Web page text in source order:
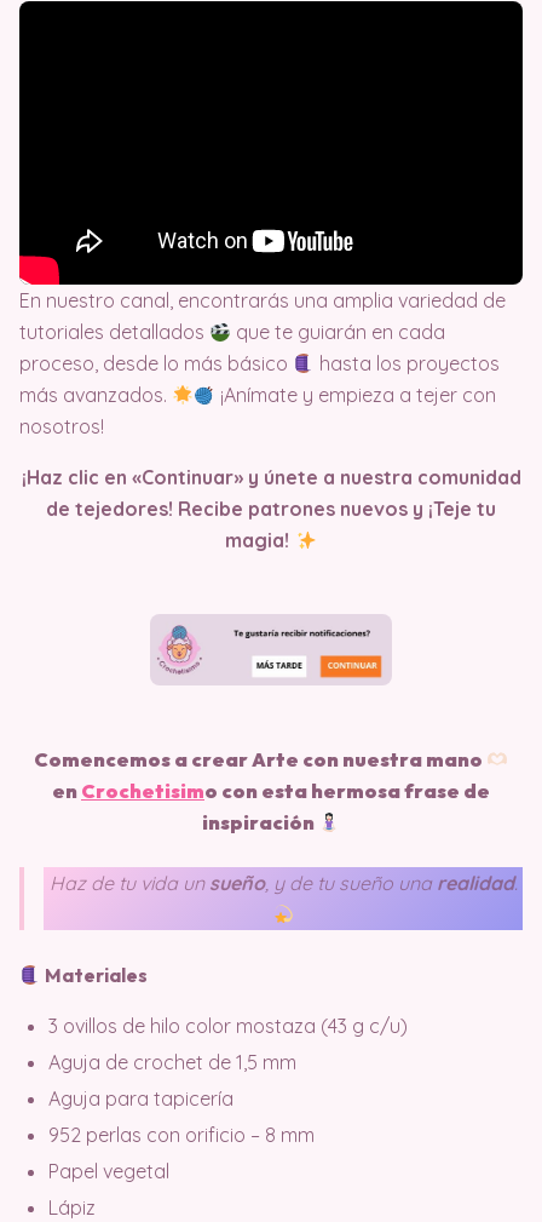
En nuestro canal, encontrarás una amplia variedad de
tutoriales detallados
que te guiarán en cada
proceso, desde lo más básico
hasta los proyectos
más avanzados.
¡Anímate y empieza a tejer con
nosotros!
¡Haz clic en «Continuar» y únete a nuestra comunidad
de tejedores! Recibe patrones nuevos y ¡Teje tu
magia!
Comencemos a crear Arte con nuestra mano
en Crochetisimo con esta hermosa frase de
inspiración
Haz de tu vida un sueño, y de tu sueño una realidad.
Materiales
3 ovillos de hilo color mostaza (43 g c/u)
Aguja de crochet de 1,5 mm
Aguja para tapicería
952 perlas con orificio – 8 mm
Papel vegetal
Lápiz